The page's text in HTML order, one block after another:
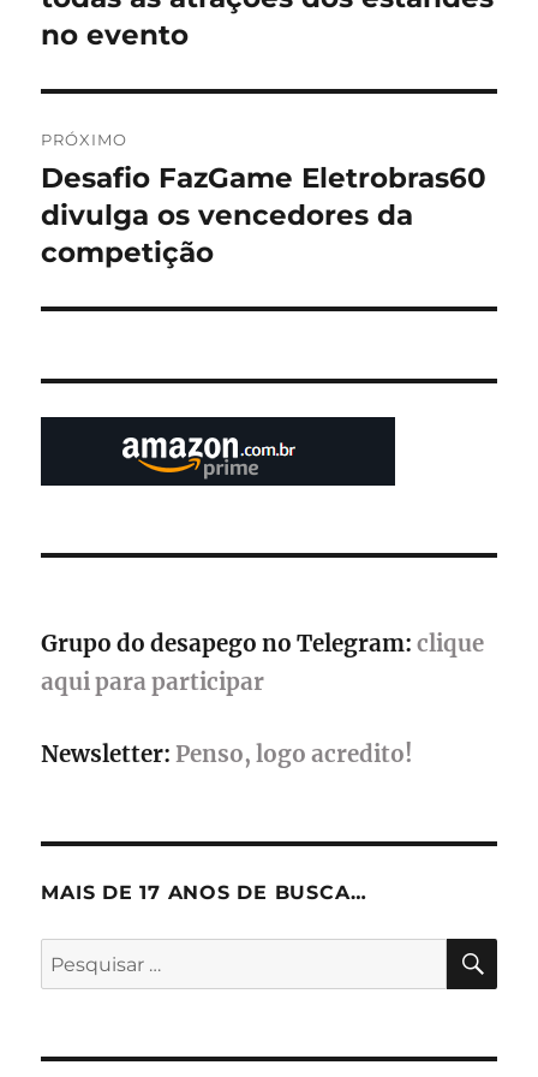
no evento
PRÓXIMO
Próximo
post:
Desafio FazGame Eletrobras60
divulga os vencedores da
competição
Grupo do desapego no Telegram: clique
aqui para participar
Newsletter: Penso, logo acredito!
MAIS DE 17 ANOS DE BUSCA…
Pesquisar
por: